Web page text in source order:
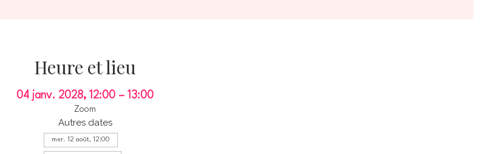
Heure et lieu
04 janv. 2028, 12:00 – 13:00
Zoom
Autres dates
mer. 12 août, 12:00